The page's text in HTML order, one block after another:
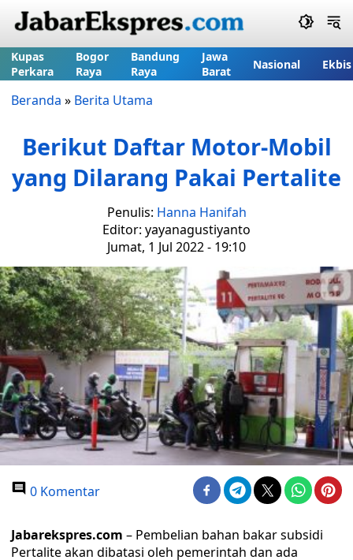
Kupas
Perkara
Bogor
Raya
Bandung
Raya
Jawa
Barat
Nasional Ekbis
Beranda » Berita Utama
Berikut Daftar Motor-Mobil
yang Dilarang Pakai Pertalite
Penulis: Hanna Hanifah
Editor: yayanagustiyanto
Jumat, 1 Jul 2022 - 19:10
0 Komentar
Jabarekspres.com – Pembelian bahan bakar subsidi
Pertalite akan dibatasi oleh pemerintah dan ada